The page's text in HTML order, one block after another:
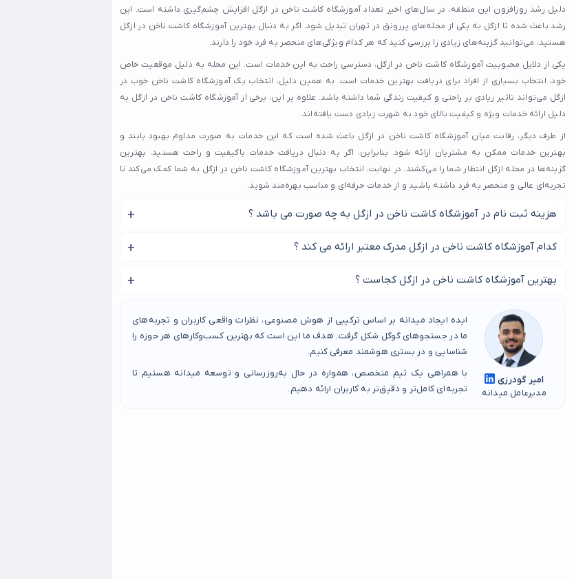
دلیل رشد روزافزون این منطقه، در سال‌های اخیر تعداد آموزشگاه کاشت ناخن در ازگل افزایش چشم‌گیری داشته است. این
رشد باعث شده تا ازگل به یکی از محله‌های پررونق در تهران تبدیل شود. اگر به دنبال بهترین آموزشگاه کاشت ناخن در ازگل
هستید، می‌توانید گزینه‌های زیادی را بررسی کنید که هر کدام ویژگی‌های منحصر به فرد خود را دارند.
یکی از دلایل محبوبیت آموزشگاه کاشت ناخن در ازگل، دسترسی راحت به این خدمات است. این محله به دلیل موقعیت خاص
خود، انتخاب بسیاری از افراد برای دریافت بهترین خدمات است. به همین دلیل، انتخاب یک آموزشگاه کاشت ناخن خوب در
ازگل می‌تواند تاثیر زیادی بر راحتی و کیفیت زندگی شما داشته باشد. علاوه بر این، برخی از آموزشگاه کاشت ناخن در ازگل به
دلیل ارائه خدمات ویژه و کیفیت بالای خود به شهرت زیادی دست یافته‌اند.
از طرف دیگر، رقابت میان آموزشگاه کاشت ناخن در ازگل باعث شده است که این خدمات به صورت مداوم بهبود یابند و
بهترین خدمات ممکن به مشتریان ارائه شود. بنابراین، اگر به دنبال دریافت خدمات باکیفیت و راحت هستید، بهترین
گزینه‌ها در محله ازگل انتظار شما را می‌کشند. در نهایت، انتخاب بهترین آموزشگاه کاشت ناخن در ازگل به شما کمک می‌کند تا
تجربه‌ای عالی و منحصر به فرد داشته باشید و از خدمات حرفه‌ای و مناسب بهره‌مند شوید.
هزینه ثبت نام در آموزشگاه کاشت ناخن در ازگل به چه صورت می باشد ؟
بر اساس آموزشگاه کاشت ناخن در ازگل این هزینه متفاوت می شود.
کدام آموزشگاه کاشت ناخن در ازگل مدرک معتبر ارائه می کند ؟
شما با استفاده از بهترین آموزشگاه کاشت ناخن در ازگل می توانید مدرک معتبر دوره را نیز دریافت کنید.
بهترین آموزشگاه کاشت ناخن در ازگل کجاست ؟
این صفحه در پیدا کردن بهترین آموزشگاه کاشت ناخن در ازگل به شما کمک می کند.
امیر گودرزی
مدیرعامل میدانه
ایده ایجاد میدانه بر اساس ترکیبی از هوش مصنوعی، نظرات واقعی کاربران و تجربه‌های
ما در جستجوهای گوگل شکل گرفت. هدف ما این است که بهترین کسب‌وکارهای هر حوزه را
شناسایی و در بستری هوشمند معرفی کنیم.
با همراهی یک تیم متخصص، همواره در حال به‌روزرسانی و توسعه میدانه هستیم تا
تجربه‌ای کامل‌تر و دقیق‌تر به کاربران ارائه دهیم.